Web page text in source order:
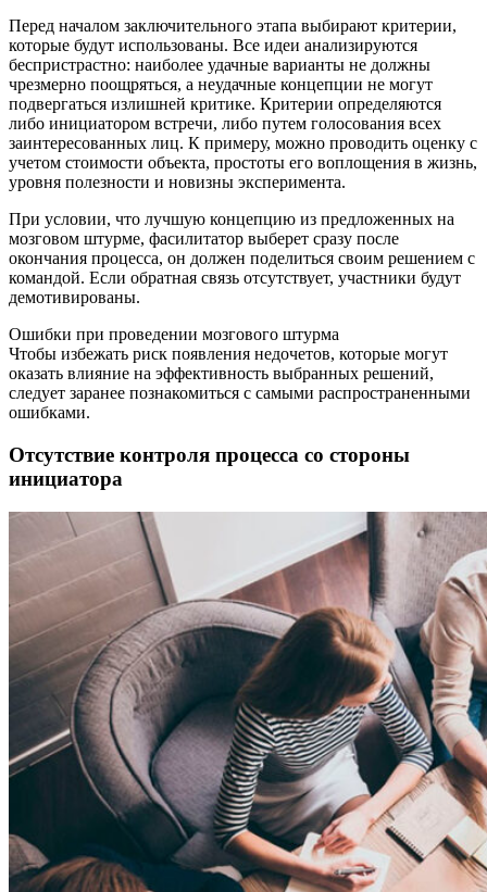
Перед началом заключительного этапа выбирают критерии,
которые будут использованы. Все идеи анализируются
беспристрастно: наиболее удачные варианты не должны
чрезмерно поощряться, а неудачные концепции не могут
подвергаться излишней критике. Критерии определяются
либо инициатором встречи, либо путем голосования всех
заинтересованных лиц. К примеру, можно проводить оценку с
учетом стоимости объекта, простоты его воплощения в жизнь,
уровня полезности и новизны эксперимента.
При условии, что лучшую концепцию из предложенных на
мозговом штурме, фасилитатор выберет сразу после
окончания процесса, он должен поделиться своим решением с
командой. Если обратная связь отсутствует, участники будут
демотивированы.
Ошибки при проведении мозгового штурма
Чтобы избежать риск появления недочетов, которые могут
оказать влияние на эффективность выбранных решений,
следует заранее познакомиться с самыми распространенными
ошибками.
Отсутствие контроля процесса со стороны
инициатора